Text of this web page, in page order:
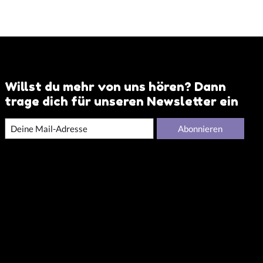
Willst du mehr von uns hören? Dann
trage dich für unseren Newsletter ein
Abonnieren